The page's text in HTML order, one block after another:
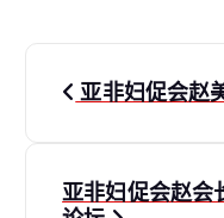
文
导
亚非妇促会赵
亚非妇促会赵会